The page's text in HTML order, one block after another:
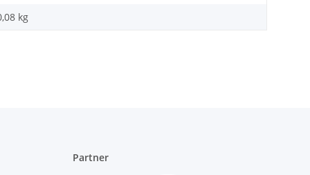
kg
Partner